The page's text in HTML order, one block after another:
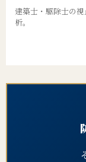
建築士・駆除士の
析。